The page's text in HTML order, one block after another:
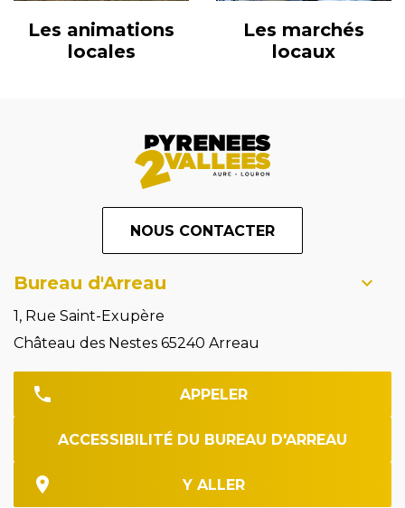
Les animations
locales
Les marchés
locaux
NOUS CONTACTER
Bureau d'Arreau
1, Rue Saint-Exupère
Château des Nestes 65240 Arreau
APPELER
ACCESSIBILITÉ DU BUREAU D'ARREAU
Y ALLER